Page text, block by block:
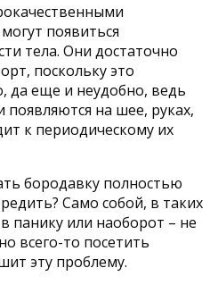
появиться
тела. Они достаточно
поскольку это
да еще и неудобно, ведь
появляются на шее, руках,
к периодическому их
бородавку полностью
Само собой, в таких
панику или наоборот – не
всего-то посетить
эту проблему.